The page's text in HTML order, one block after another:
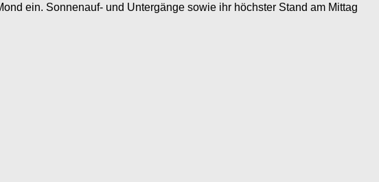
ein. Sonnenauf- und Untergänge sowie ihr höchster Stand am Mittag